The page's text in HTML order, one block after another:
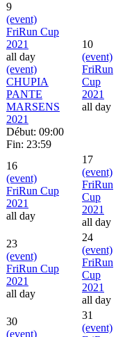
9
(event)
FriRun Cup
2021
all day
(event)
CHUPIA
PANTE
MARSENS
2021
Début: 09:00
Fin: 23:59
10
(event)
FriRun
Cup
2021
all day
16
(event)
FriRun Cup
2021
all day
17
(event)
FriRun
Cup
2021
all day
23
(event)
FriRun Cup
2021
all day
24
(event)
FriRun
Cup
2021
all day
30
(event)
31
(event)